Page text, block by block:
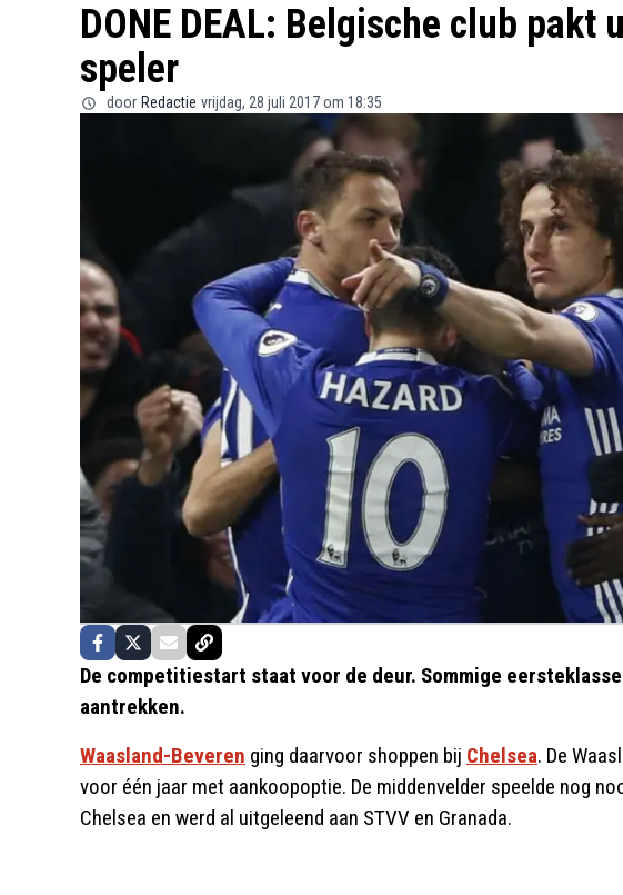
DONE DEAL: Belgische club pakt
speler
door Redactie vrijdag, 28 juli 2017 om 18:35
De competitiestart staat voor de deur. Sommige
aantrekken.
Waasland-Beveren ging daarvoor shoppen bij Chelsea. De
voor één jaar met aankoopoptie. De middenvelder speelde nog
Chelsea en werd al uitgeleend aan STVV en Granada.